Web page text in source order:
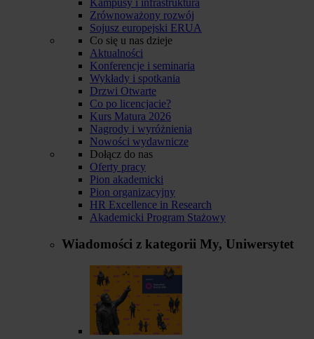
Zrównoważony rozwój
Sojusz europejski ERUA
Co się u nas dzieje
Aktualności
Konferencje i seminaria
Wykłady i spotkania
Drzwi Otwarte
Co po licencjacie?
Kurs Matura 2026
Nagrody i wyróżnienia
Nowości wydawnicze
Dołącz do nas
Oferty pracy
Pion akademicki
Pion organizacyjny
HR Excellence in Research
Akademicki Program Stażowy
Wiadomości z kategorii My, Uniwersytet